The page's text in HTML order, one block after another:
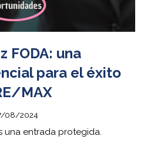
FODA: una
para el éxito
MAX
08/2024
una entrada protegida.